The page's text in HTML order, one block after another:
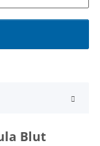
Blut